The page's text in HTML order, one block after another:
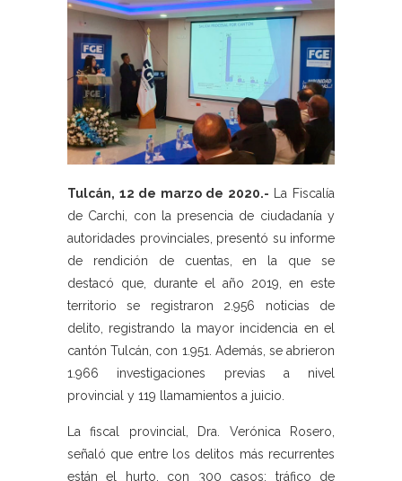
Tulcán, 12 de marzo de 2020.- La Fiscalía
de Carchi, con la presencia de ciudadanía y
autoridades provinciales, presentó su informe
de rendición de cuentas, en la que se
destacó que, durante el año 2019, en este
territorio se registraron 2.956 noticias de
delito, registrando la mayor incidencia en el
cantón Tulcán, con 1.951. Además, se abrieron
1.966 investigaciones previas a nivel
provincial y 119 llamamientos a juicio.
La fiscal provincial, Dra. Verónica Rosero,
señaló que entre los delitos más recurrentes
están el hurto, con 300 casos; tráfico de